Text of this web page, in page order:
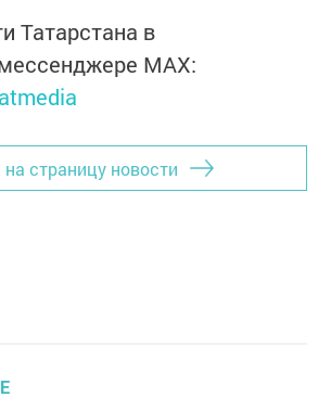
Татарстана в
MАХ:
на страницу новости